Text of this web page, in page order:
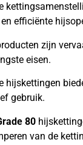
efficiënte
zijn
eisen.
hijskettingen
gebruik.
80
van de